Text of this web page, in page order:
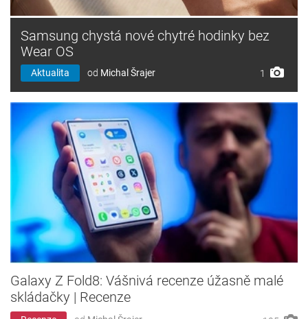
Samsung chystá nové chytré hodinky bez
Wear OS
Aktualita od Michal Šrajer 1
Galaxy Z Fold8: Vášnivá recenze úžasně malé
skládačky | Recenze